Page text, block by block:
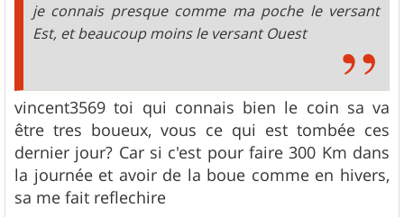
je connais presque comme ma poche le versant
Est, et beaucoup moins le versant Ouest
vincent3569 toi qui connais bien le coin sa va
être tres boueux, vous ce qui est tombée ces
dernier jour? Car si c'est pour faire 300 Km dans
la journée et avoir de la boue comme en hivers,
sa me fait reflechire